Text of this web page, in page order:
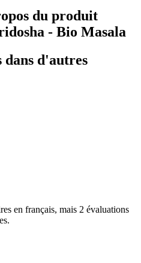
du produit
- Bio Masala
dans d'autres
en français, mais 2 évaluations